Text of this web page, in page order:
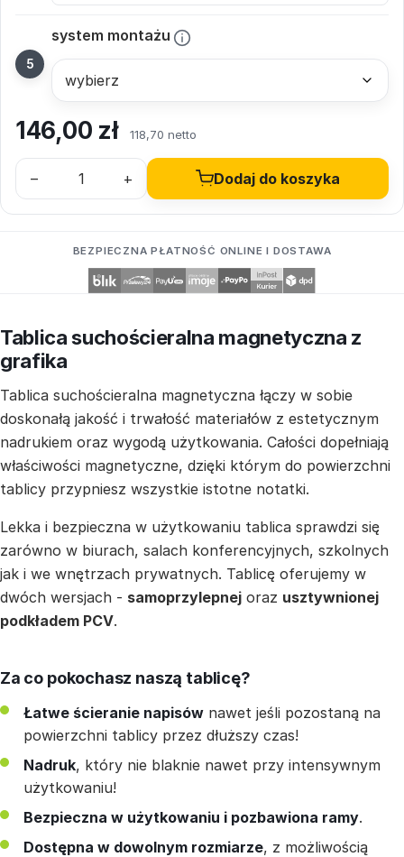
system montażu
146,00 zł 118,70 netto
– + Dodaj do koszyka
BEZPIECZNA PŁATNOŚĆ ONLINE I DOSTAWA
Tablica suchościeralna magnetyczna z
grafika
Tablica suchościeralna magnetyczna łączy w sobie
doskonałą jakość i trwałość materiałów z estetycznym
nadrukiem oraz wygodą użytkowania. Całości dopełniają
właściwości magnetyczne, dzięki którym do powierzchni
tablicy przypniesz wszystkie istotne notatki.
Lekka i bezpieczna w użytkowaniu tablica sprawdzi się
zarówno w biurach, salach konferencyjnych, szkolnych
jak i we wnętrzach prywatnych. Tablicę oferujemy w
dwóch wersjach - samoprzylepnej oraz usztywnionej
podkładem PCV.
Za co pokochasz naszą tablicę?
Łatwe ścieranie napisów nawet jeśli pozostaną na
powierzchni tablicy przez dłuższy czas!
Nadruk, który nie blaknie nawet przy intensywnym
użytkowaniu!
Bezpieczna w użytkowaniu i pozbawiona ramy.
Dostępna w dowolnym rozmiarze, z możliwością